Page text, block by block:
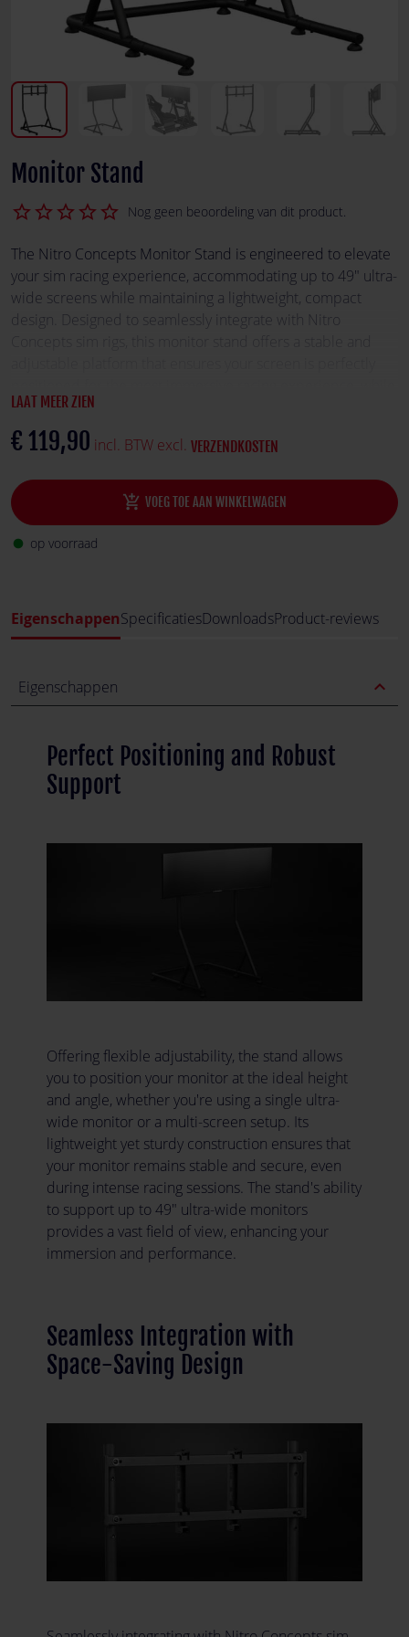
Monitor Stand
star_border
star_border
star_border
star_border
star_border Nog geen beoordeling van dit product.
The Nitro Concepts Monitor Stand is engineered to elevate
your sim racing experience, accommodating up to 49" ultra-
wide screens while maintaining a lightweight, compact
design. Designed to seamlessly integrate with Nitro
the freestanding design avoids vibrations and the force
feedback of the wheel.
LAAT MEER ZIEN
€ 119,90 incl. BTW excl. VERZENDKOSTEN
add_shopping_cart VOEG TOE AAN WINKELWAGEN
fiber_manual_record op voorraad
EigenschappenSpecificatiesDownloadsProduct-reviews
Eigenschappen expand_less
Perfect Positioning and Robust
Support
Offering flexible adjustability, the stand allows
you to position your monitor at the ideal height
and angle, whether you're using a single ultra-
wide monitor or a multi-screen setup. Its
lightweight yet sturdy construction ensures that
your monitor remains stable and secure, even
during intense racing sessions. The stand's ability
to support up to 49" ultra-wide monitors
provides a vast field of view, enhancing your
immersion and performance.
Seamless Integration with
Space-Saving Design